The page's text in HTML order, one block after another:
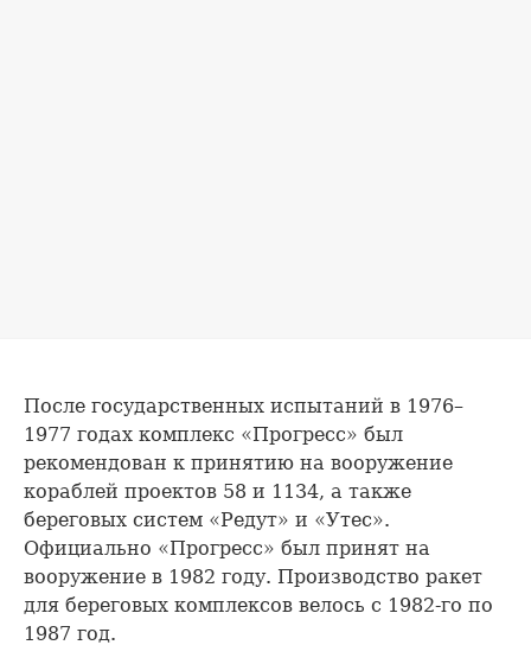
После государственных испытаний в 1976–
1977 годах комплекс «Прогресс» был
рекомендован к принятию на вооружение
кораблей проектов 58 и 1134, а также
береговых систем «Редут» и «Утес».
Официально «Прогресс» был принят на
вооружение в 1982 году. Производство ракет
для береговых комплексов велось с 1982-го по
1987 год.